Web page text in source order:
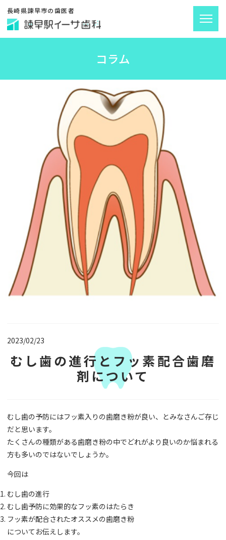
長崎県諫早市の歯医者
コラム
2023/02/23
むし歯の進行とフッ素配合歯磨
剤について
むし歯の予防にはフッ素入りの歯磨き粉が良い、とみなさんご存じ
だと思います。
たくさんの種類がある歯磨き粉の中でどれがより良いのか悩まれる
方も多いのではないでしょうか。
今回は
むし歯の進行
むし歯予防に効果的なフッ素のはたらき
フッ素が配合されたオススメの歯磨き粉
についてお伝えします。